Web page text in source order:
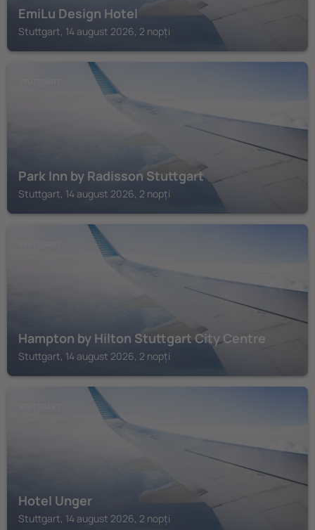
EmiLu Design Hotel
Stuttgart, 14 august 2026, 2 nopți
Park Inn by Radisson Stuttgart
Stuttgart, 14 august 2026, 2 nopți
Hampton by Hilton Stuttgart City Centre
Stuttgart, 14 august 2026, 2 nopți
Hotel Unger
Stuttgart, 14 august 2026, 2 nopți